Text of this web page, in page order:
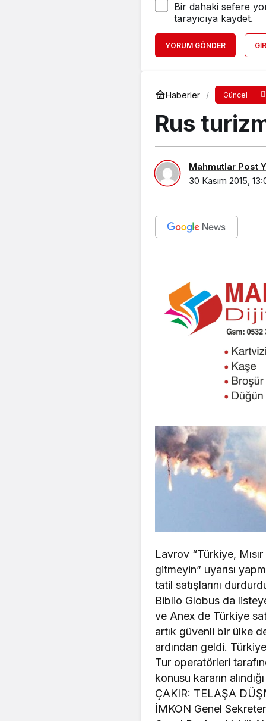
Bir dahaki sefere
tarayıcıya kaydet.
YORUM GÖNDER
Haberler Güncel
Rus
Mahmutlar Post
30 Kasım 2015,
Lavrov “Türkiye,
gitmeyin” uyarısı
tatil satışlarını
Biblio Globus da
ve Anex de Türkiye
artık güvenli bir ülke
ardından geldi. Türkiye
Tur operatörleri
konusu kararın
ÇAKIR: TELAŞA
İMKON Genel